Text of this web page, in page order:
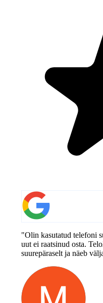
"Olin kasutatud telefoni
uut ei raatsinud osta.
suurepäraselt ja näeb